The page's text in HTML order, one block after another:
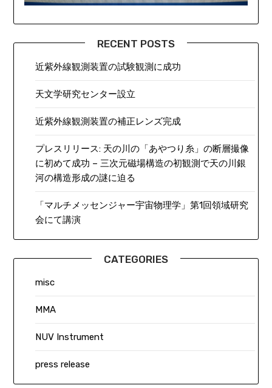
RECENT POSTS
近紫外線観測装置の試験観測に成功
天文学研究センター設立
近紫外線観測装置の補正レンズ完成
プレスリリース: 天の川の「あやつり糸」の断層撮像
に初めて成功 – 三次元磁場構造の初観測で天の川銀
河の構造形成の謎に迫る
「マルチメッセンジャー宇宙物理学」第1回領域研究
会にて講演
CATEGORIES
misc
MMA
NUV Instrument
press release